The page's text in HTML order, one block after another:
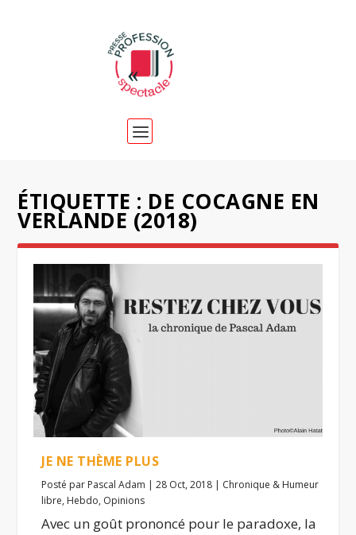
ÉTIQUETTE : DE COCAGNE EN
VERLANDE (2018)
JE NE THÈME PLUS
Posté par Pascal Adam |28 Oct, 2018 | Chronique & Humeur
libre, Hebdo, Opinions
Avec un goût prononcé pour le paradoxe, la